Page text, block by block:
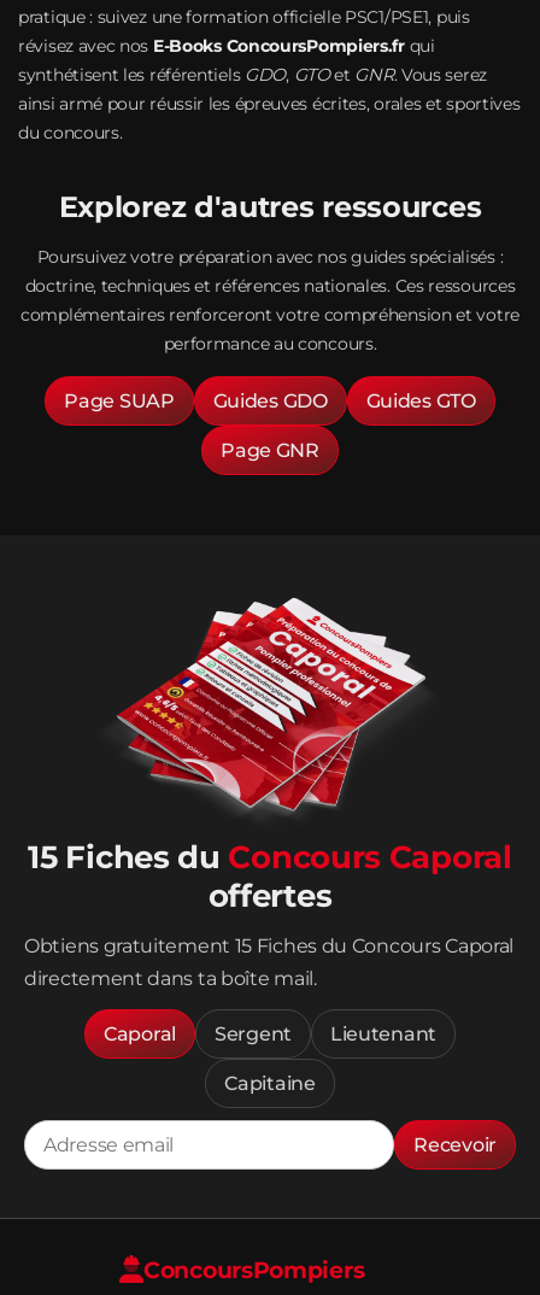
pratique : suivez une formation officielle PSC1/PSE1, puis
révisez avec nos E‑Books ConcoursPompiers.frqui
synthétisent les référentiels GDO, GTOet GNR. Vous serez
ainsi armé pour réussir les épreuves écrites, orales et sportives
du concours.
Explorez d'autres ressources
Poursuivez votre préparation avec nos guides spécialisés :
doctrine, techniques et références nationales. Ces ressources
complémentaires renforceront votre compréhension et votre
performance au concours.
Page SUAP Guides GDO Guides GTO
Page GNR
15 Fiches du Concours Caporal
offertes
Obtiens gratuitement 15 Fiches du Concours Caporal
directement dans ta boîte mail.
Caporal Sergent Lieutenant
Capitaine
Recevoir
ConcoursPompiers